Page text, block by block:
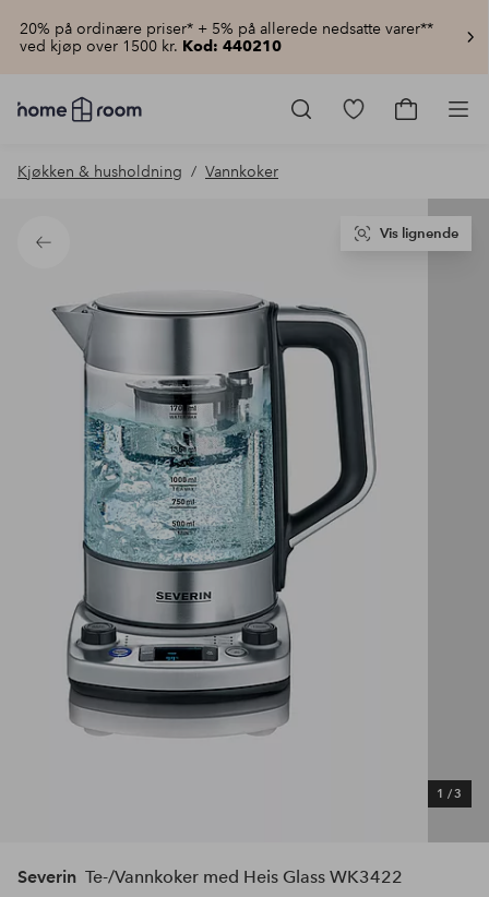
20% på ordinære priser* + 5% på allerede nedsatte varer**
ved kjøp over 1500 kr. Kod: 440210
Homeroom
–
hjemmet
pris
Gå
Gå
Kjøkken & husholdning Vannkoker
Tilbake
1 /3
Vis lignende
Severin Te-/Vannkoker med Heis Glass WK3422